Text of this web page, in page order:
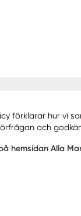
förklarar hur vi
och
hemsidan Alla